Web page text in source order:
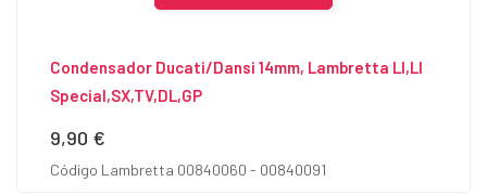
Condensador Ducati/Dansi 14mm, Lambretta LI,LI
Special,SX,TV,DL,GP
Precio
9,90 €
Código Lambretta 00840060 - 00840091